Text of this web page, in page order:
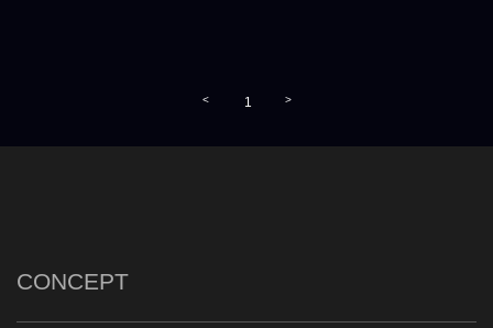
< 1 >
CONCEPT